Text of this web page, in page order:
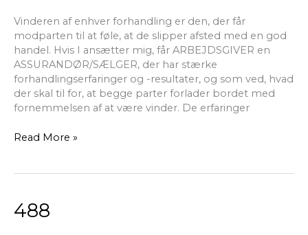
Vinderen af enhver forhandling er den, der får
modparten til at føle, at de slipper afsted med en god
handel. Hvis I ansætter mig, får ARBEJDSGIVER en
ASSURANDØR/SÆLGER, der har stærke
forhandlingserfaringer og -resultater, og som ved, hvad
der skal til for, at begge parter forlader bordet med
fornemmelsen af at være vinder. De erfaringer
Read More »
488
488